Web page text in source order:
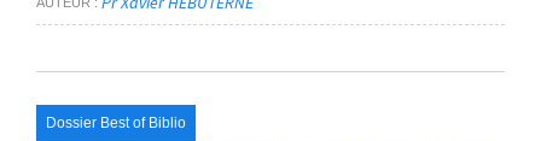
Dossier Best of Biblio